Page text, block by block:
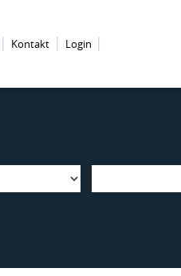
Kontakt Login